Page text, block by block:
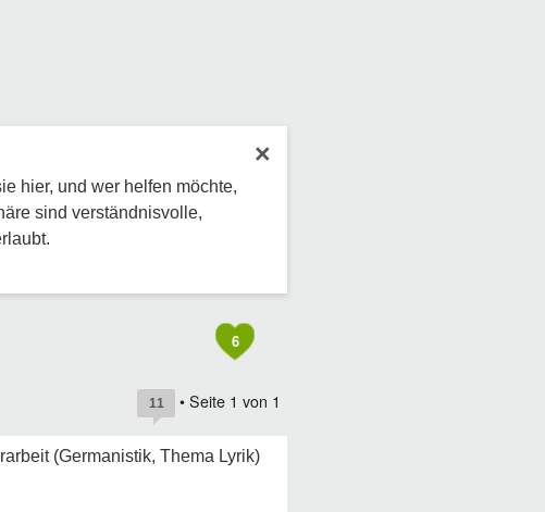
×
hier, und wer helfen möchte,
sind verständnisvolle,
6
11 • Seite 1 von 1
(Germanistik, Thema Lyrik)